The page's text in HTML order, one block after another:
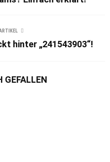
hinter „241543903“!
GEFALLEN